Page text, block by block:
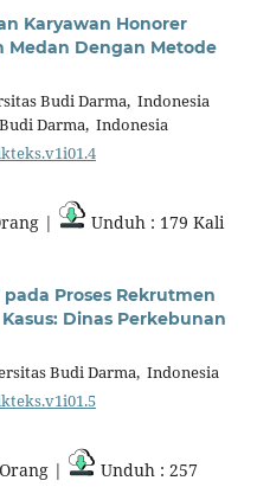
Karyawan Honorer
Medan Dengan Metode
Budi Darma, Indonesia
Darma, Indonesia
| Unduh : 179 Kali
Proses Rekrutmen
Dinas Perkebunan
Budi Darma, Indonesia
|
Unduh : 257